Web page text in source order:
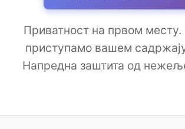
Приватност на првом
приступамо вашем
Напредна заштита од